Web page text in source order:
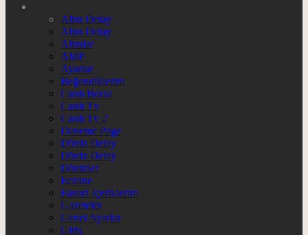
Altın Detay
Altın Detay
Altınlar
AMP
Ayarlar
Beğendiklerim
Canlı Borsa
Canlı Tv
Canlı Tv 2
Deneme Page
Döviz Detay
Döviz Detay
Dövizler
Eczane
Favori İçeriklerim
Gazeteler
Genel Ayarlar
Giriş